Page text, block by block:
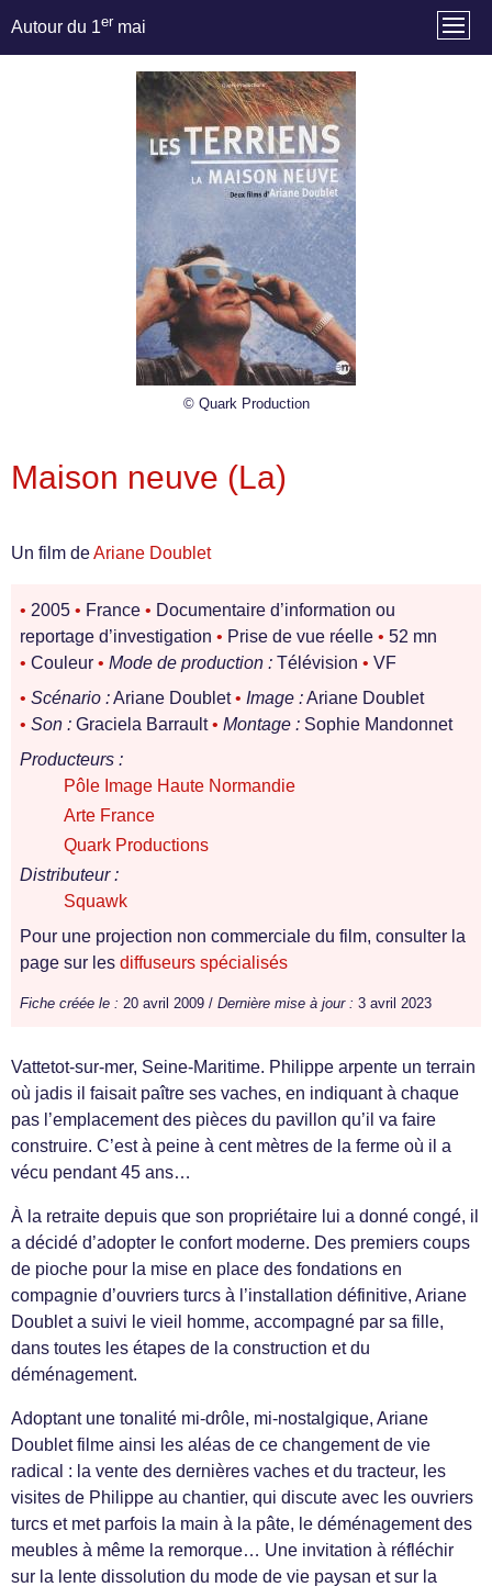
Autour du 1er mai
© Quark Production
Maison neuve (La)
Un film deAriane Doublet
• 2005 • France • Documentaire d’information ou
reportage d’investigation • Prise de vue réelle • 52 mn
• Couleur • Mode de production : Télévision • VF
• Scénario :Ariane Doublet• Image :Ariane Doublet
• Son : Graciela Barrault• Montage : Sophie Mandonnet
Producteurs :
Pôle Image Haute Normandie
Arte France
Quark Productions
Distributeur :
Squawk
Pour une projection non commerciale du film, consulter la
page sur les diffuseurs spécialisés
Fiche créée le : 20 avril 2009 / Dernière mise à jour : 3 avril 2023
Vattetot-sur-mer, Seine-Maritime. Philippe arpente un terrain
où jadis il faisait paître ses vaches, en indiquant à chaque
pas l’emplacement des pièces du pavillon qu’il va faire
construire. C’est à peine à cent mètres de la ferme où il a
vécu pendant 45 ans…
À la retraite depuis que son propriétaire lui a donné congé, il
a décidé d’adopter le confort moderne. Des premiers coups
de pioche pour la mise en place des fondations en
compagnie d’ouvriers turcs à l’installation définitive, Ariane
Doublet a suivi le vieil homme, accompagné par sa fille,
dans toutes les étapes de la construction et du
déménagement.
Adoptant une tonalité mi-drôle, mi-nostalgique, Ariane
Doublet filme ainsi les aléas de ce changement de vie
radical : la vente des dernières vaches et du tracteur, les
visites de Philippe au chantier, qui discute avec les ouvriers
turcs et met parfois la main à la pâte, le déménagement des
meubles à même la remorque… Une invitation à réfléchir
sur la lente dissolution du mode de vie paysan et sur la